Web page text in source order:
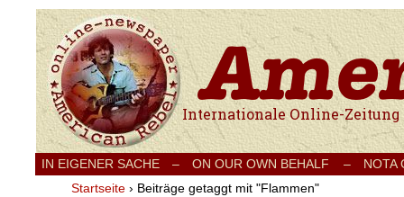
Internationale Onlinezeitung für Frieden,
IN EIGENER SACHE – ON OUR OWN BEHALF –
NOTA
Startseite › Beiträge getaggt mit "Flammen"